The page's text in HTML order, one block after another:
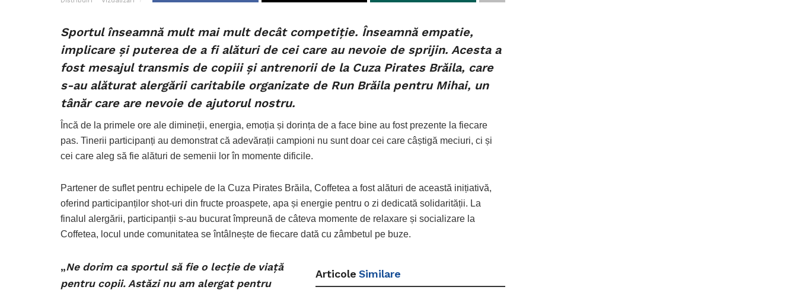
Sportul înseamnă mult mai mult decât competiție. Înseamnă empatie,
implicare și puterea de a fi alături de cei care au nevoie de sprijin. Acesta a
fost mesajul transmis de copiii și antrenorii de la Cuza Pirates Brăila, care
s-au alăturat alergării caritabile organizate de Run Brăila pentru Mihai, un
tânăr care are nevoie de ajutorul nostru.
Încă de la primele ore ale dimineții, energia, emoția și dorința de a face bine au fost prezente la fiecare
pas. Tinerii participanți au demonstrat că adevărații campioni nu sunt doar cei care câștigă meciuri, ci și
cei care aleg să fie alături de semenii lor în momente dificile.
Partener de suflet pentru echipele de la Cuza Pirates Brăila, Coffetea a fost alături de această inițiativă,
oferind participanților shot-uri din fructe proaspete, apa și energie pentru o zi dedicată solidarității. La
finalul alergării, participanții s-au bucurat împreună de câteva momente de relaxare și socializare la
Coffetea, locul unde comunitatea se întâlnește de fiecare dată cu zâmbetul pe buze.
Articole Similare
„Ne dorim ca sportul să fie o lecție de viață
pentru copii. Astăzi nu am alergat pentru